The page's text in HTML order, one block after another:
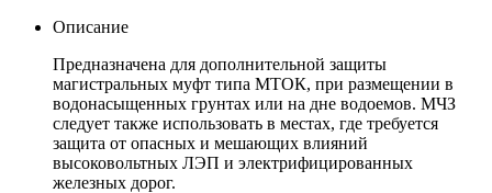
Описание
Предназначена для дополнительной защиты
магистральных муфт типа МТОК, при размещении в
водонасыщенных грунтах или на дне водоемов. МЧЗ
следует также использовать в местах, где требуется
защита от опасных и мешающих влияний
высоковольтных ЛЭП и электрифицированных
железных дорог.